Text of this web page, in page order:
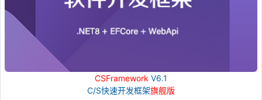
CSFramework V6.1
C/S快速开发框架旗舰版